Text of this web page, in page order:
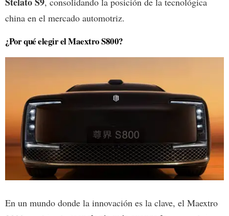
china en el mercado automotriz.
¿Por qué elegir el Maextro S800?
En un mundo donde la innovación es la clave, el Maextro